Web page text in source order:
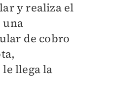
y realiza el
una
de cobro
llega la